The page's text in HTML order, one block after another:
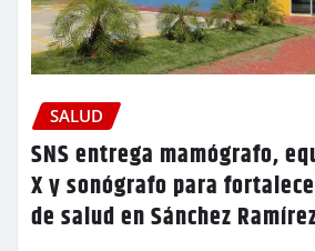
SALUD
SNS entrega mamógrafo,
X y sonógrafo para
de salud en Sánchez